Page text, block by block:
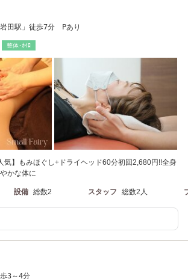
田駅」徒歩7分 Pあり
整体･ｶｲﾛ
気】もみほぐし+ドライヘッド60分初回2,680円!!全身
かな体に
設備 総数2 スタッフ 総数2人
3～4分